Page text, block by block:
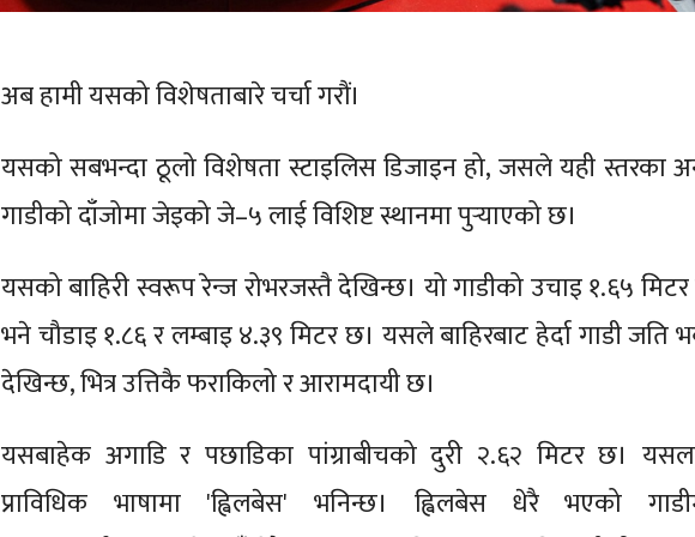
अब हामी यसको विशेषताबारे चर्चा गरौं।
यसको सबभन्दा ठूलो विशेषता स्टाइलिस डिजाइन हो, जसले यही स्तरका
गाडीको दाँजोमा जेइको जे–५ लाई विशिष्ट स्थानमा पुर्‍याएको छ।
यसको बाहिरी स्वरूप रेन्ज रोभरजस्तै देखिन्छ। यो गाडीको उचाइ १.६५
भने चौडाइ १.८६ र लम्बाइ ४.३९ मिटर छ। यसले बाहिरबाट हेर्दा गाडी जति
देखिन्छ, भित्र उत्तिकै फराकिलो र आरामदायी छ।
यसबाहेक अगाडि र पछाडिका पांग्राबीचको दुरी २.६२ मिटर छ।
प्राविधिक भाषामा 'ह्विलबेस' भनिन्छ। ह्विलबेस धेरै भएको